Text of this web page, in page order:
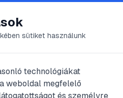
sütiket használunk
technológiákat
weboldal megfelelő
és személyre